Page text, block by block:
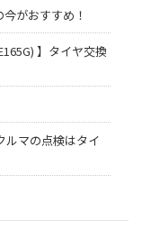
がおすすめ！
】タイヤ交換
マの点検はタイ